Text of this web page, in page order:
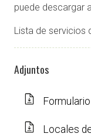
puede descargar
Lista de servicios
Adjuntos
Locales